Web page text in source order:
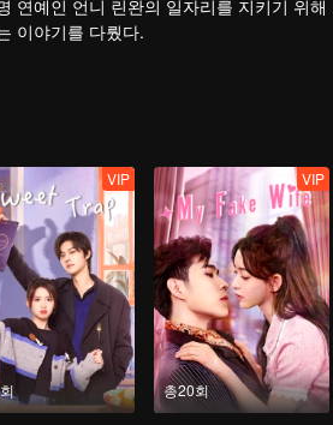
연예인 언니 린완의 일자리를 지키기 위
이야기를 다뤘다.
VIP
총20회
VIP